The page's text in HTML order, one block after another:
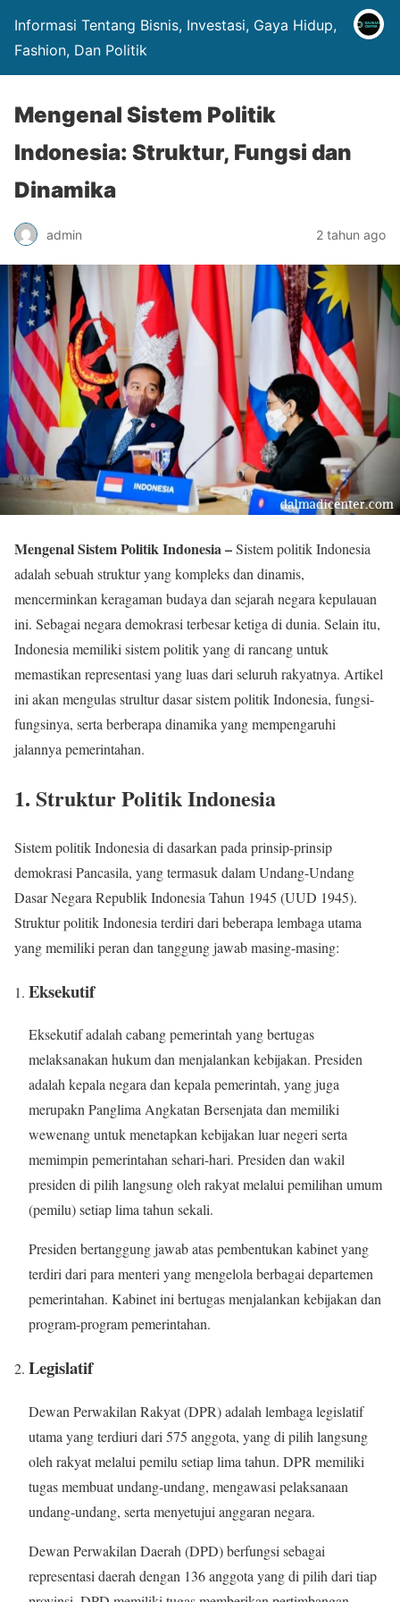
Informasi Tentang Bisnis, Investasi, Gaya Hidup,
Fashion, Dan Politik
Mengenal Sistem Politik
Indonesia: Struktur, Fungsi dan
Dinamika
admin 2 tahun ago
Mengenal Sistem Politik Indonesia –Sistem politik Indonesia
adalah sebuah struktur yang kompleks dan dinamis,
mencerminkan keragaman budaya dan sejarah negara kepulauan
ini. Sebagai negara demokrasi terbesar ketiga di dunia. Selain itu,
Indonesia memiliki sistem politik yang di rancang untuk
memastikan representasi yang luas dari seluruh rakyatnya. Artikel
ini akan mengulas strultur dasar sistem politik Indonesia, fungsi-
fungsinya, serta berberapa dinamika yang mempengaruhi
jalannya pemerintahan.
1. Struktur Politik Indonesia
Sistem politik Indonesia di dasarkan pada prinsip-prinsip
demokrasi Pancasila, yang termasuk dalam Undang-Undang
Dasar Negara Republik Indonesia Tahun 1945 (UUD 1945).
Struktur politik Indonesia terdiri dari beberapa lembaga utama
yang memiliki peran dan tanggung jawab masing-masing:
Eksekutif
Eksekutif adalah cabang pemerintah yang bertugas
melaksanakan hukum dan menjalankan kebijakan. Presiden
adalah kepala negara dan kepala pemerintah, yang juga
merupakn Panglima Angkatan Bersenjata dan memiliki
wewenang untuk menetapkan kebijakan luar negeri serta
memimpin pemerintahan sehari-hari. Presiden dan wakil
presiden di pilih langsung oleh rakyat melalui pemilihan umum
(pemilu) setiap lima tahun sekali.
Presiden bertanggung jawab atas pembentukan kabinet yang
terdiri dari para menteri yang mengelola berbagai departemen
pemerintahan. Kabinet ini bertugas menjalankan kebijakan dan
program-program pemerintahan.
Legislatif
Dewan Perwakilan Rakyat (DPR) adalah lembaga legislatif
utama yang terdiuri dari 575 anggota, yang di pilih langsung
oleh rakyat melalui pemilu setiap lima tahun. DPR memiliki
tugas membuat undang-undang, mengawasi pelaksanaan
undang-undang, serta menyetujui anggaran negara.
Dewan Perwakilan Daerah (DPD) berfungsi sebagai
representasi daerah dengan 136 anggota yang di pilih dari tiap